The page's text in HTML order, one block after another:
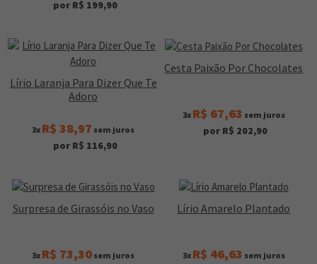
por R$ 199,90
Lírio Laranja Para Dizer Que Te
Adoro
3x R$ 38,97 sem juros
por R$ 116,90
Cesta Paixão Por Chocolates
3x R$ 67,63 sem juros
por R$ 202,90
Surpresa de Girassóis no Vaso
3x R$ 73,30 sem juros
Lírio Amarelo Plantado
3x R$ 46,63 sem juros